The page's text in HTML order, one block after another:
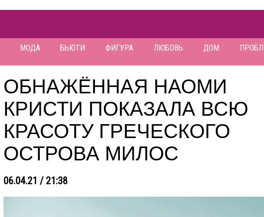
МОДА БЬЮТИ ФИГУРА ЛЮБОВЬ ДОМ
ОБНАЖЁННАЯ НАОМИ
КРИСТИ ПОКАЗАЛА ВСЮ
КРАСОТУ ГРЕЧЕСКОГО
ОСТРОВА МИЛОС
06.04.21 / 21:38